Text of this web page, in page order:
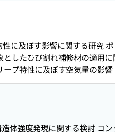
拡大に関する研究 : その3 柱
する場合 セメントベントナ
蓄電池と水素供給システム
性評価 : その1 高層鉄骨鉄筋
遮音量可変型軽量遮音構造の
面点検システムの開発と竣工
テムの現場適用課題と対策 :
クリート中の短期的な水分
する高流動コンクリートの
バートの開発 : 部分的にプレ
に及ぼす影響に関する研究
したひび割れ補修材の適用
プ特性に及ぼす空気量の影
TQ-MIX（柱RC梁S）構法
討 : 高強度繊維補強モルタル
高強度繊維補強モルタルの引
トベントナイト水を用いた
体強度発現に関する検討 コ